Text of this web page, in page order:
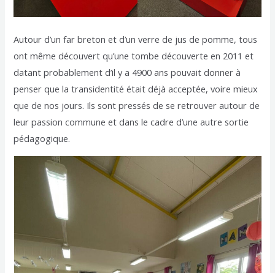
Autour d’un far breton et d’un verre de jus de pomme, tous
ont même découvert qu’une tombe découverte en 2011 et
datant probablement d’il y a 4900 ans pouvait donner à
penser que la transidentité était déjà acceptée, voire mieux
que de nos jours. Ils sont pressés de se retrouver autour de
leur passion commune et dans le cadre d’une autre sortie
pédagogique.